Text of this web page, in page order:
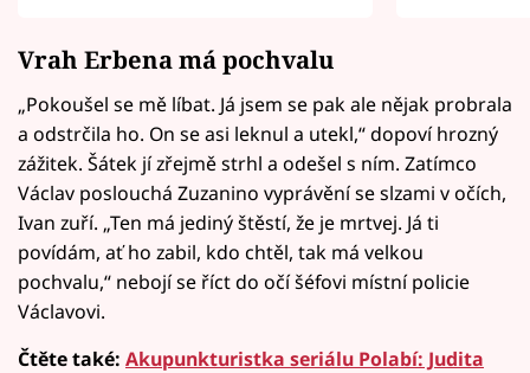
Vrah Erbena má pochvalu
„Pokoušel se mě líbat. Já jsem se pak ale nějak probrala
a odstrčila ho. On se asi leknul a utekl,“ dopoví hrozný
zážitek. Šátek jí zřejmě strhl a odešel s ním. Zatímco
Václav poslouchá Zuzanino vyprávění se slzami v očích,
Ivan zuří. „Ten má jediný štěstí, že je mrtvej. Já ti
povídám, ať ho zabil, kdo chtěl, tak má velkou
pochvalu,“ nebojí se říct do očí šéfovi místní policie
Václavovi.
Čtěte také: Akupunkturistka seriálu Polabí: Judita